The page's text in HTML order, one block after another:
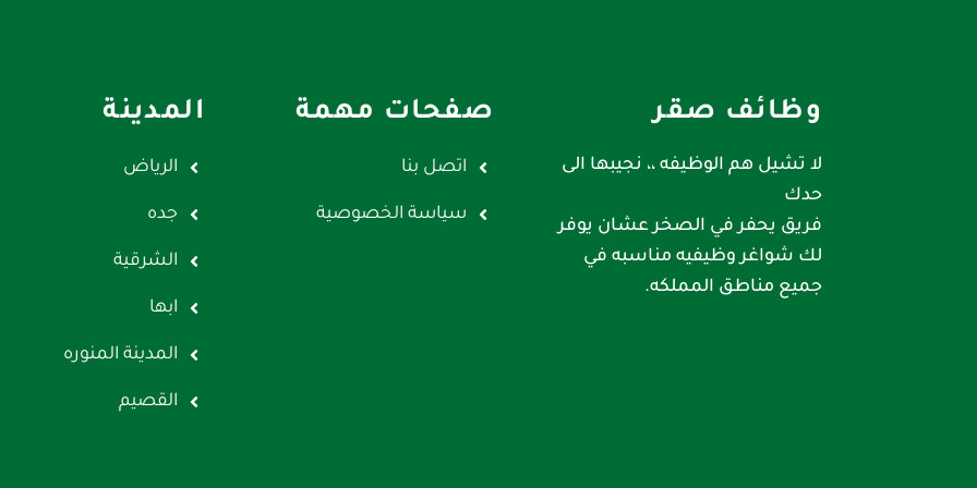
وظائف صقر
لا تشيل هم الوظيفه ،، نجيبها الى
حدك
فريق يحفر في الصخر عشان يوفر
لك شواغر وظيفيه مناسبه في
جميع مناطق المملكه.
صفحات مهمة
اتصل بنا
سياسة الخصوصية
المدينة
الرياض
جده
الشرقية
ابها
المدينة المنوره
القصيم